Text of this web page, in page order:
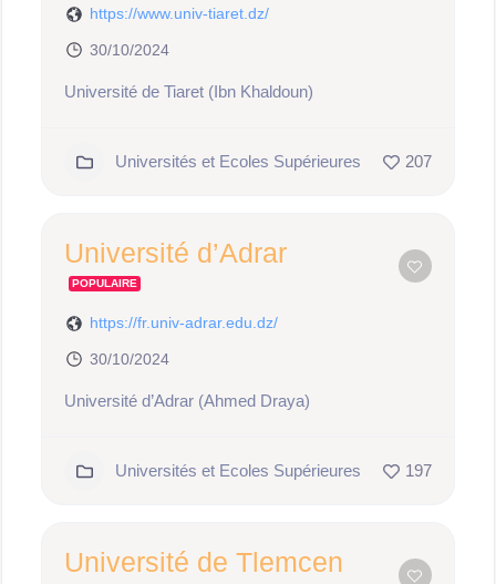
https://www.univ-tiaret.dz/
30/10/2024
Université de Tiaret (Ibn Khaldoun)
Universités et Ecoles Supérieures 207
Université d’Adrar
POPULAIRE
https://fr.univ-adrar.edu.dz/
30/10/2024
Université d’Adrar (Ahmed Draya)
Universités et Ecoles Supérieures 197
Université de Tlemcen